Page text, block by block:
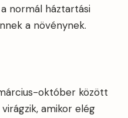
normál háztartási
a növénynek.
október között
amikor elég